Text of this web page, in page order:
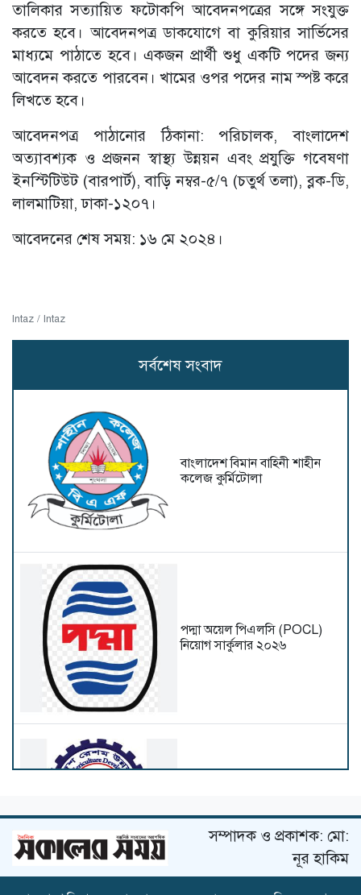
তালিকার সত্যায়িত ফটোকপি আবেদনপত্রের সঙ্গে সংযুক্ত
করতে হবে। আবেদনপত্র ডাকযোগে বা কুরিয়ার সার্ভিসের
মাধ্যমে পাঠাতে হবে। একজন প্রার্থী শুধু একটি পদের জন্য
আবেদন করতে পারবেন। খামের ওপর পদের নাম স্পষ্ট করে
লিখতে হবে।
আবেদনপত্র পাঠানোর ঠিকানা: পরিচালক, বাংলাদেশ
অত্যাবশ্যক ও প্রজনন স্বাস্থ্য উন্নয়ন এবং প্রযুক্তি গবেষণা
ইনস্টিটিউট (বারপার্ট), বাড়ি নম্বর-৫/৭ (চতুর্থ তলা), ব্লক-ডি,
লালমাটিয়া, ঢাকা-১২০৭।
আবেদনের শেষ সময়: ১৬ মে ২০২৪।
Intaz / Intaz
সর্বশেষ সংবাদ
বাংলাদেশ বিমান বাহিনী শাহীন
কলেজ কুর্মিটোলা
পদ্মা অয়েল পিএলসি (POCL)
নিয়োগ সার্কুলার ২০২৬
সম্পাদক ও প্রকাশক: মো:
নূর হাকিম